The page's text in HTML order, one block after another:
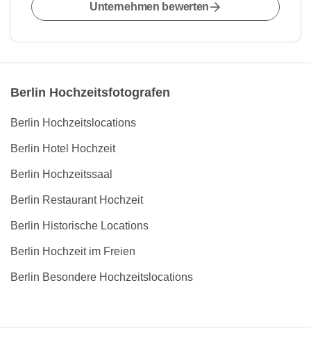
Unternehmen bewerten
Berlin Hochzeitsfotografen
Berlin Hochzeitslocations
Berlin Hotel Hochzeit
Berlin Hochzeitssaal
Berlin Restaurant Hochzeit
Berlin Historische Locations
Berlin Hochzeit im Freien
Berlin Besondere Hochzeitslocations